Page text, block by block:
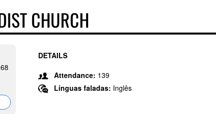
CHURCH
DETAILS
Attendance: 139
Línguas faladas: Inglês